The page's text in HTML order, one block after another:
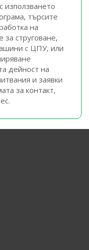
използването
търсите
на
струговане,
с ЦПУ, или
дейност на
и заявки
за контакт,